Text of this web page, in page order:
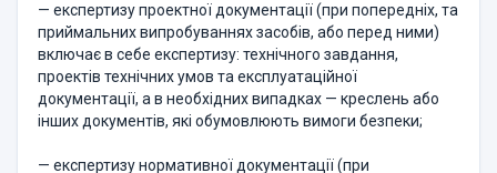
— експертизу проектної документації (при попередніх, та
приймальних випробуваннях засобів, або перед ними)
включає в себе експертизу: технічного завдання,
проектів технічних умов та експлуатаційної
документації, а в необхідних випадках — креслень або
інших документів, які обумовлюють вимоги безпеки;
— експертизу нормативної документації (при